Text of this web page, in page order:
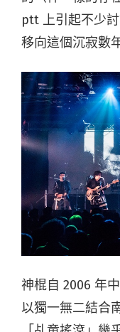
ptt 上引起不少
移向這個沉寂數
神棍自 2006 年
以獨一無二結合